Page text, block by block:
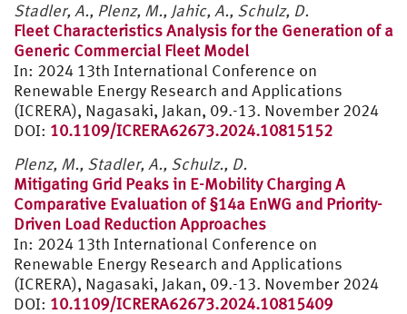
Stadler, A., Plenz, M., Jahic, A., Schulz, D.
Fleet Characteristics Analysis for the Generation of a
Generic Commercial Fleet Model
In: 2024 13th International Conference on
Renewable Energy Research and Applications
(ICRERA), Nagasaki, Jakan, 09.-13. November 2024
DOI: 10.1109/ICRERA62673.2024.10815152
Plenz, M., Stadler, A., Schulz., D.
Mitigating Grid Peaks in E-Mobility Charging A
Comparative Evaluation of §14a EnWG and Priority-
Driven Load Reduction Approaches
In: 2024 13th International Conference on
Renewable Energy Research and Applications
(ICRERA), Nagasaki, Jakan, 09.-13. November 2024
DOI: 10.1109/ICRERA62673.2024.10815409